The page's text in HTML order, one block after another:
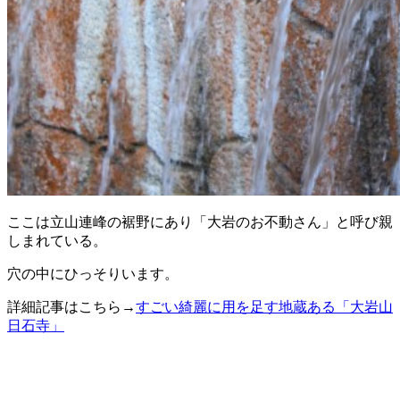
ここは立山連峰の裾野にあり「大岩のお不動さん」と呼び親
しまれている。
穴の中にひっそりいます。
詳細記事はこちら→すごい綺麗に用を足す地蔵ある「大岩山
日石寺」